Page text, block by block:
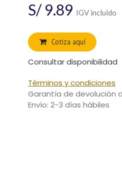
S/9.89 IGV incluido
Cotiza aquí
Consultar disponibilidad
Términos y condiciones
Garantía de devolución
Envío: 2-3 días hábiles